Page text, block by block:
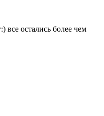
все остались более чем